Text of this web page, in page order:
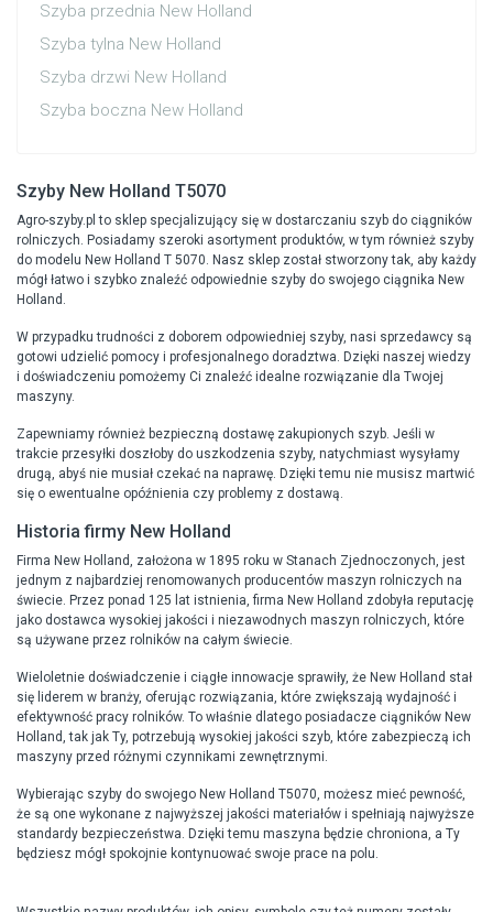
Szyba przednia New Holland
Szyba tylna New Holland
Szyba drzwi New Holland
Szyba boczna New Holland
Szyby New Holland T5070
Agro-szyby.pl to sklep specjalizujący się w dostarczaniu szyb do ciągników
rolniczych. Posiadamy szeroki asortyment produktów, w tym również szyby
do modelu New Holland T 5070. Nasz sklep został stworzony tak, aby każdy
mógł łatwo i szybko znaleźć odpowiednie szyby do swojego ciągnika New
Holland.
W przypadku trudności z doborem odpowiedniej szyby, nasi sprzedawcy są
gotowi udzielić pomocy i profesjonalnego doradztwa. Dzięki naszej wiedzy
i doświadczeniu pomożemy Ci znaleźć idealne rozwiązanie dla Twojej
maszyny.
Zapewniamy również bezpieczną dostawę zakupionych szyb. Jeśli w
trakcie przesyłki doszłoby do uszkodzenia szyby, natychmiast wysyłamy
drugą, abyś nie musiał czekać na naprawę. Dzięki temu nie musisz martwić
się o ewentualne opóźnienia czy problemy z dostawą.
Historia firmy New Holland
Firma New Holland, założona w 1895 roku w Stanach Zjednoczonych, jest
jednym z najbardziej renomowanych producentów maszyn rolniczych na
świecie. Przez ponad 125 lat istnienia, firma New Holland zdobyła reputację
jako dostawca wysokiej jakości i niezawodnych maszyn rolniczych, które
są używane przez rolników na całym świecie.
Wieloletnie doświadczenie i ciągłe innowacje sprawiły, że New Holland stał
się liderem w branży, oferując rozwiązania, które zwiększają wydajność i
efektywność pracy rolników. To właśnie dlatego posiadacze ciągników New
Holland, tak jak Ty, potrzebują wysokiej jakości szyb, które zabezpieczą ich
maszyny przed różnymi czynnikami zewnętrznymi.
Wybierając szyby do swojego New Holland T5070, możesz mieć pewność,
że są one wykonane z najwyższej jakości materiałów i spełniają najwyższe
standardy bezpieczeństwa. Dzięki temu maszyna będzie chroniona, a Ty
będziesz mógł spokojnie kontynuować swoje prace na polu.